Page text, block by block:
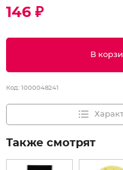
146 ₽
В
Код: 1000048241
Также смотрят